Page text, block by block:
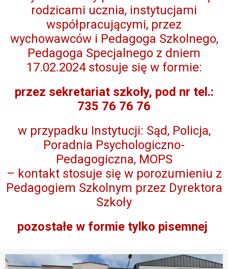
rodzicami ucznia, instytucjami
współpracującymi, przez
wychowawców i Pedagoga Szkolnego,
Pedagoga Specjalnego z dniem
17.02.2024 stosuje się w formie:
przez sekretariat szkoły, pod nr tel.:
735 76 76 76
w przypadku Instytucji: Sąd, Policja,
Poradnia Psychologiczno-
Pedagogiczna, MOPS
– kontakt stosuje się w porozumieniu z
Pedagogiem Szkolnym przez Dyrektora
Szkoły
pozostałe w formie tylko pisemnej